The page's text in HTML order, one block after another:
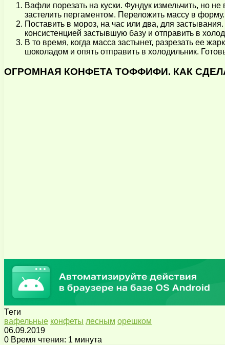
Вафли порезать на куски. Фундук измельчить, но
застелить пергаментом. Переложить массу в форму.
Поставить в мороз, на час или два, для
консистенцией застывшую базу и отправить в
В то время, когда масса застынет, разрезать ее
шоколадом и опять отправить в холодильник.
ОГРОМНАЯ КОНФЕТА ТОФФИФИ. КАК
Теги
вафельные конфеты лесным орешком
06.09.2019
0 Время чтения: 1 минута